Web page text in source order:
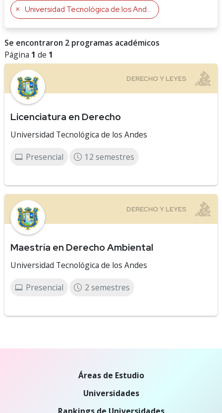
Universidad Tecnológica de los Andes
Se encontraron 2 programas académicos
Página 1 de 1
Licenciatura en Derecho
Universidad Tecnológica de los Andes
Presencial 12 semestres
Maestría en Derecho Ambiental
Universidad Tecnológica de los Andes
Presencial 2 semestres
Áreas de Estudio
Universidades